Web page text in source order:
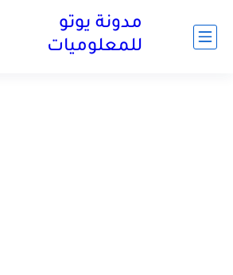
مدونة يوتو
للمعلوميات